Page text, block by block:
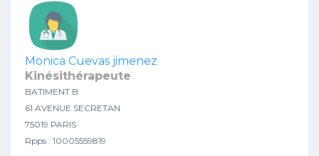
Monica Cuevas jimenez
Kinésithérapeute
BATIMENT B
61 AVENUE SECRETAN
75019 PARIS
Rpps : 10005559819